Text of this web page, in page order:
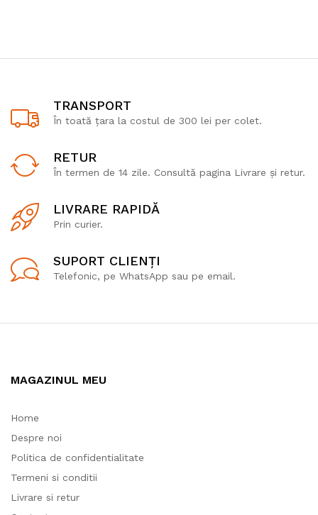
TRANSPORT
În toată țara la costul de 300 lei per colet.
RETUR
În termen de 14 zile. Consultă pagina Livrare și retur.
LIVRARE RAPIDĂ
Prin curier.
SUPORT CLIENȚI
Telefonic, pe WhatsApp sau pe email.
MAGAZINUL MEU
Home
Despre noi
Politica de confidentialitate
Termeni si conditii
Livrare si retur